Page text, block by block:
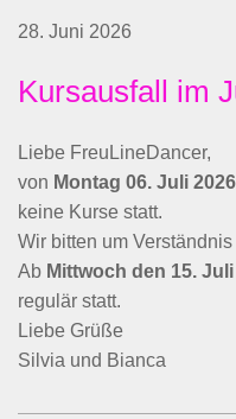
28. Juni 2026
Kursausfall im
Liebe FreuLineDancer,
von Montag 06. Juli
keine Kurse statt.
Wir bitten um Verständnis
Ab Mittwoch den 15.
regulär statt.
Liebe Grüße
Silvia und Bianca